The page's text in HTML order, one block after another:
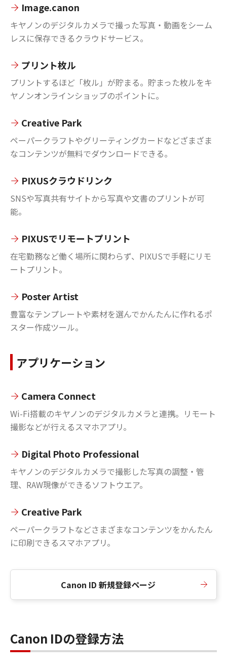
Image.canon
キヤノンのデジタルカメラで撮った写真・動画をシーム
レスに保存できるクラウドサービス。
プリント枚ル
プリントするほど「枚ル」が貯まる。貯まった枚ルをキ
ヤノンオンラインショップのポイントに。
Creative Park
ペーパークラフトやグリーティングカードなどざまざま
なコンテンツが無料でダウンロードできる。
PIXUSクラウドリンク
SNSや写真共有サイトから写真や文書のプリントが可
能。
PIXUSでリモートプリント
在宅勤務など働く場所に関わらず、PIXUSで手軽にリモ
ートプリント。
Poster Artist
豊富なテンプレートや素材を選んでかんたんに作れるポ
スター作成ツール。
アプリケーション
Camera Connect
Wi-Fi搭載のキヤノンのデジタルカメラと連携。リモート
撮影などが行えるスマホアプリ。
Digital Photo Professional
キヤノンのデジタルカメラで撮影した写真の調整・管
理、RAW現像ができるソフトウエア。
Creative Park
ペーパークラフトなどさまざまなコンテンツをかんたん
に印刷できるスマホアプリ。
Canon ID 新規登録ページ
Canon IDの登録方法